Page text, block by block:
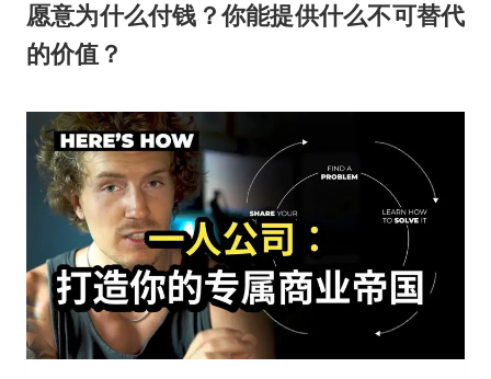
愿意为什么付钱？你能提供什么不可替代
的价值？